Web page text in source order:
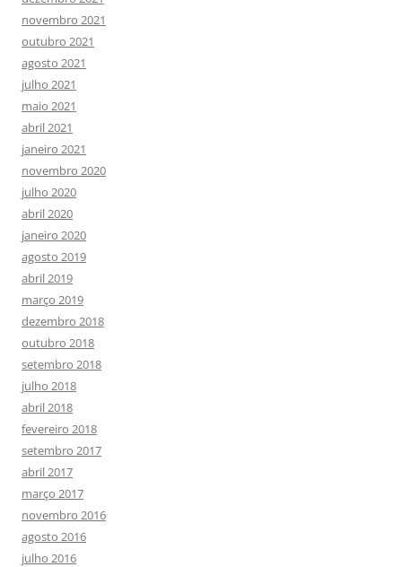
novembro 2021
outubro 2021
agosto 2021
julho 2021
maio 2021
abril 2021
janeiro 2021
novembro 2020
julho 2020
abril 2020
janeiro 2020
agosto 2019
abril 2019
março 2019
dezembro 2018
outubro 2018
setembro 2018
julho 2018
abril 2018
fevereiro 2018
setembro 2017
abril 2017
março 2017
novembro 2016
agosto 2016
julho 2016